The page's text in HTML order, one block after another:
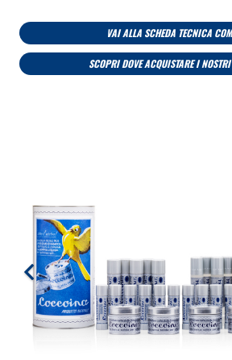
VAI ALLA SCHEDA TECNICA
SCOPRI DOVE ACQUISTARE I